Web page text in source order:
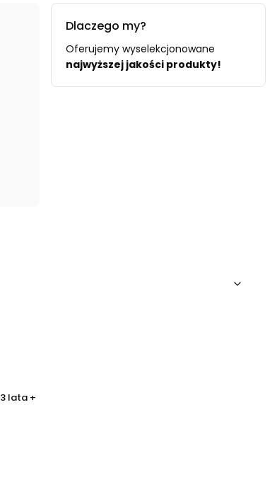
Dlaczego my?
Oferujemy wyselekcjonowane
najwyższej jakości produkty!
3 lata +